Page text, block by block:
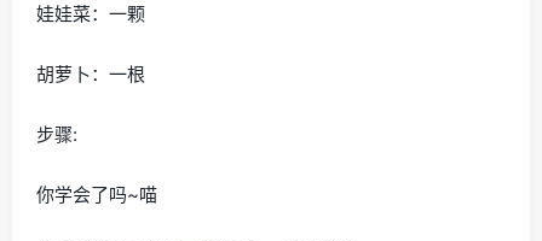
娃娃菜：一颗
胡萝卜：一根
步骤:
你学会了吗~喵